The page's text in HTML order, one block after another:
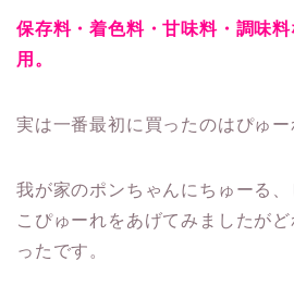
保存料・着色料・甘味料・調味
用。
実は一番最初に買ったのはぴゅー
我が家のポンちゃんにちゅーる
こぴゅーれをあげてみましたが
ったです。